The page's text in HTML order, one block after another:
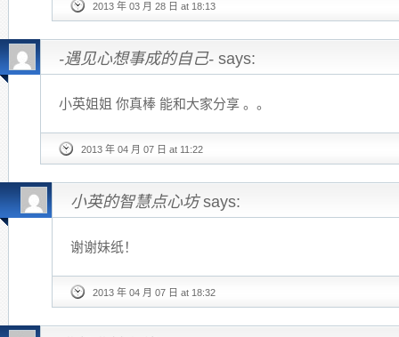
2013 年 03 月 28 日 at 18:13
-遇见心想事成的自己- says:
小英姐姐 你真棒 能和大家分享 。。
2013 年 04 月 07 日 at 11:22
小英的智慧点心坊 says:
谢谢妹纸！
2013 年 04 月 07 日 at 18:32